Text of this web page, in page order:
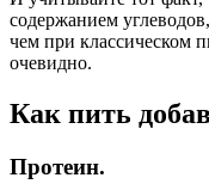
содержанием
чем при классическом
очевидно.
Как пить
Протеин.